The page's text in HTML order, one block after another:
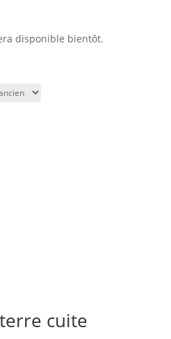
disponible bientôt.
cuite